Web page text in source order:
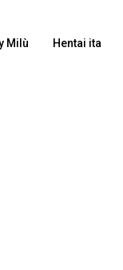
Milù Hentai ita